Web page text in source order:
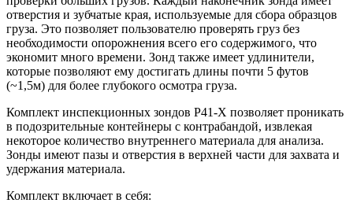
отверстия и зубчатые края, используемые для сбора образцов
груза. Это позволяет пользователю проверять груз без
необходимости опорожнения всего его содержимого, что
экономит много времени. Зонд также имеет удлинители,
которые позволяют ему достигать длины почти 5 футов
(~1,5м) для более глубокого осмотра груза.
Комплект инспекционных зондов P41-X позволяет проникать
в подозрительные контейнеры с контрабандой, извлекая
некоторое количество внутреннего материала для анализа.
Зонды имеют пазы и отверстия в верхней части для захвата и
удержания материала.
Комплект включает в себя: